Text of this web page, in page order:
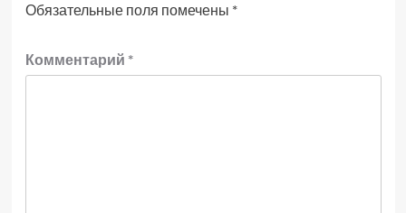
Обязательные поля помечены *
Комментарий *